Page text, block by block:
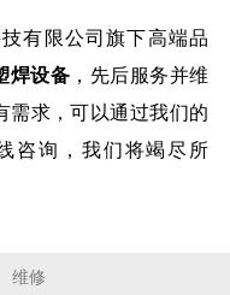
有限公司旗下高端品
焊设备 ，先后服务并维
需求，可以通过我们的
咨询，我们将竭尽所
维修